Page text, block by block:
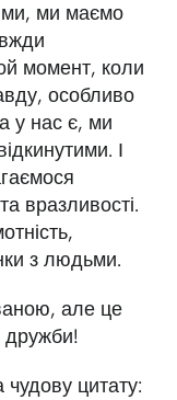
ми маємо
момент, коли
особливо
у нас є, ми
І
вразливості.
з людьми.
але це
дружби!
цитату: